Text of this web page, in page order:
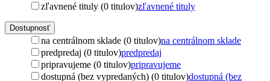
zľavnené tituly (0 titulov)zľavnené tituly
Dostupnosť
na centrálnom sklade (0 titulov)na centrálnom sklade
predpredaj (0 titulov)predpredaj
pripravujeme (0 titulov)pripravujeme
dostupná (bez vypredaných) (0 titulov)dostupná (bez